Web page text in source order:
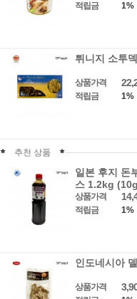
적립금 1%
튀니지 소투
상품가격
적립금 1%
추천 상품
일본 후지 돈
스 1.2kg
상품가격
적립금 1%
인도네시아
상품가격